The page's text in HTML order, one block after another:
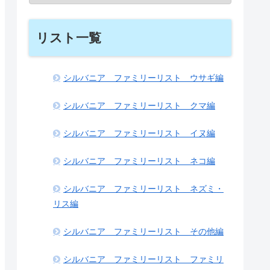
リスト一覧
シルバニア ファミリーリスト ウサギ編
シルバニア ファミリーリスト クマ編
シルバニア ファミリーリスト イヌ編
シルバニア ファミリーリスト ネコ編
シルバニア ファミリーリスト ネズミ・
リス編
シルバニア ファミリーリスト その他編
シルバニア ファミリーリスト ファミリ